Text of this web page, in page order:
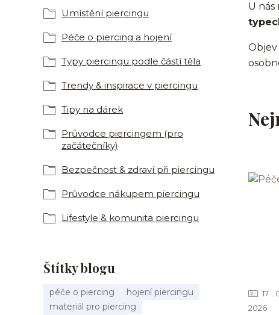
Umístění piercingu
Péče o piercing a hojení
Typy piercingu podle částí těla
Trendy & inspirace v piercingu
Tipy na dárek
Průvodce piercingem (pro
začátečníky)
Bezpečnost & zdraví při piercingu
Průvodce nákupem piercingu
Lifestyle & komunita piercingu
Štítky blogu
péče o piercing
hojení piercingu
materiál pro piercing
U nás
Objev
17
2026